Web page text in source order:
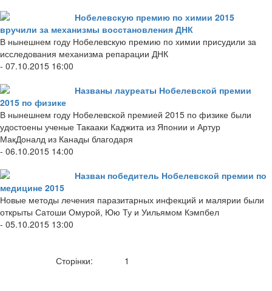
Нобелевскую премию по химии 2015
вручили за механизмы восстановления ДНК
В нынешнем году Нобелевскую премию по химии присудили за
исследования механизма репарации ДНК
- 07.10.2015 16:00
Названы лауреаты Нобелевской премии
2015 по физике
В нынешнем году Нобелевской премией 2015 по физике были
удостоены ученые Такааки Каджита из Японии и Артур
МакДоналд из Канады благодаря
- 06.10.2015 14:00
Назван победитель Нобелевской премии по
медицине 2015
Новые методы лечения паразитарных инфекций и малярии были
открыты Сатоши Омурой, Юю Ту и Уильямом Кэмпбел
- 05.10.2015 13:00
Сторінки: 1